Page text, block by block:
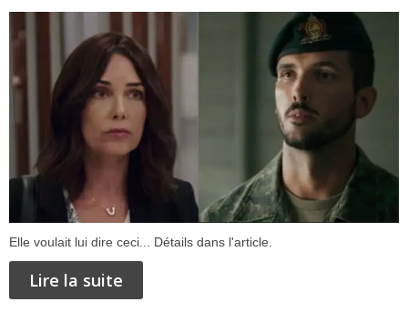
Elle voulait lui dire ceci... Détails dans l'article.
Lire la suite